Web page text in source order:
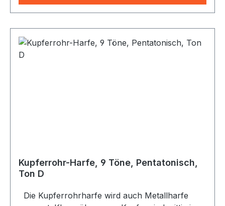
Kupferrohr-Harfe, 9 Töne, Pentatonisch,
Ton D
Die Kupferrohrharfe wird auch Metallharfe